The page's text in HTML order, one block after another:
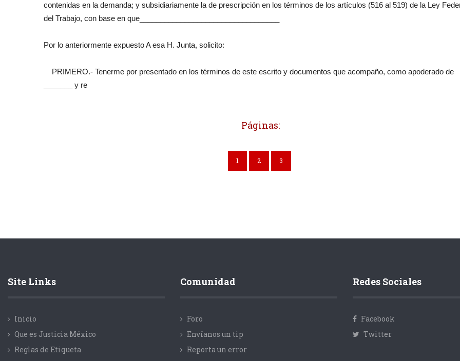
contenidas en la demanda; y subsidiariamente la de prescripción en los términos de los artículos (516 al 519) de la Ley
del Trabajo, con base en que__________________________________
Por lo anteriormente expuesto A esa H. Junta, solicito:
PRIMERO.- Tenerme por presentado en los términos de este escrito y documentos que acompaño, como apoderado de
_______ y re
Páginas:
1 2 3
Site Links
Inicio
Que es Justicia México
Reglas de Etiqueta
Comunidad
Foro
Envíanos un tip
Reporta un error
Redes Sociales
Facebook
Twitter